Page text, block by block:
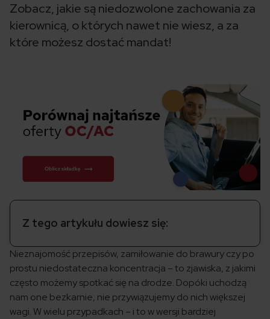
Zobacz, jakie są niedozwolone zachowania za
kierownicą, o których nawet nie wiesz, a za
które możesz dostać mandat!
Z tego artykułu dowiesz się:
Nieznajomość przepisów, zamiłowanie do brawury czy po
prostu niedostateczna koncentracja – to zjawiska, z jakimi
często możemy spotkać się na drodze. Dopóki uchodzą
nam one bezkarnie, nie przywiązujemy do nich większej
wagi. W wielu przypadkach – i to w wersji bardziej